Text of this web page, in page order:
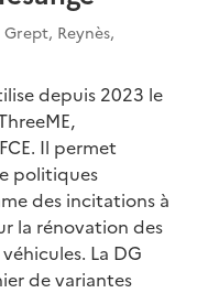
Reynès,
depuis 2023 le
Il permet
politiques
des incitations à
la rénovation des
La DG
de variantes